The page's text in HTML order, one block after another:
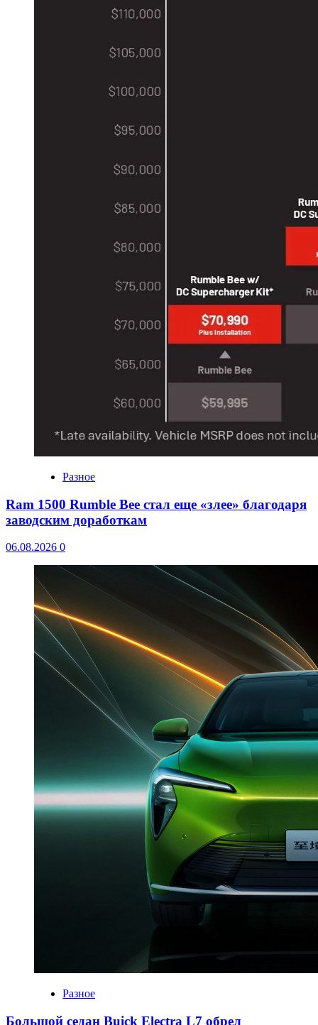
Разное
Ram 1500 Rumble Bee стал еще «злее» благодаря
заводским доработкам
06.08.2026 0
Разное
Большой седан Buick Electra L7 обрел